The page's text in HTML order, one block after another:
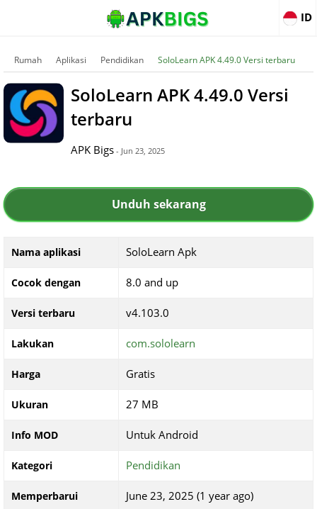
ID
Rumah Aplikasi Pendidikan SoloLearn APK 4.49.0 Versi terbaru
SoloLearn APK 4.49.0 Versi
terbaru
APK Bigs - Jun 23, 2025
Unduh sekarang
Nama aplikasi SoloLearn Apk
Cocok dengan 8.0 and up
Versi terbaru v4.103.0
Lakukan com.sololearn
Harga Gratis
Ukuran 27 MB
Info MOD Untuk Android
Kategori Pendidikan
Memperbarui June 23, 2025 (1 year ago)